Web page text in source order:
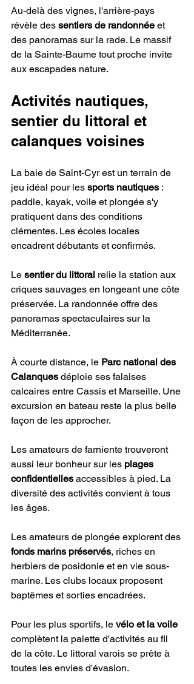
Au-delà des vignes, l'arrière-pays
révèle des sentiers de randonnée et
des panoramas sur la rade. Le massif
de la Sainte-Baume tout proche invite
aux escapades nature.
Activités nautiques,
sentier du littoral et
calanques voisines
La baie de Saint-Cyr est un terrain de
jeu idéal pour les sports nautiques :
paddle, kayak, voile et plongée s'y
pratiquent dans des conditions
clémentes. Les écoles locales
encadrent débutants et confirmés.
Le sentier du littoral relie la station aux
criques sauvages en longeant une côte
préservée. La randonnée offre des
panoramas spectaculaires sur la
Méditerranée.
À courte distance, le Parc national des
Calanques déploie ses falaises
calcaires entre Cassis et Marseille. Une
excursion en bateau reste la plus belle
façon de les approcher.
Les amateurs de farniente trouveront
aussi leur bonheur sur les plages
confidentielles accessibles à pied. La
diversité des activités convient à tous
les âges.
Les amateurs de plongée explorent des
fonds marins préservés, riches en
herbiers de posidonie et en vie sous-
marine. Les clubs locaux proposent
baptêmes et sorties encadrées.
Pour les plus sportifs, le vélo et la voile
complètent la palette d'activités au fil
de la côte. Le littoral varois se prête à
toutes les envies d'évasion.